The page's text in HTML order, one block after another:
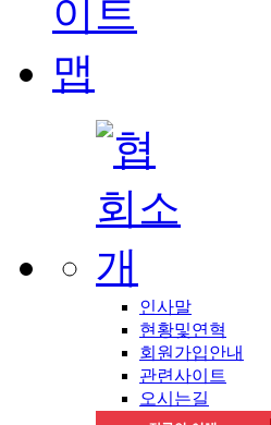
인사말
현황및연혁
회원가입안내
관련사이트
오시는길